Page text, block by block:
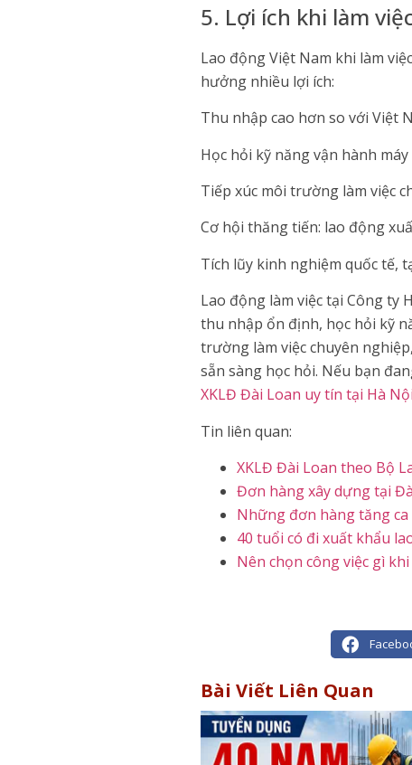
5. Lợi ích khi làm
Lao động Việt Nam khi làm
hưởng nhiều lợi ích:
Thu nhập cao hơn so với Việt
Học hỏi kỹ năng vận hành
Tiếp xúc môi trường làm việc
Cơ hội thăng tiến: lao động
Tích lũy kinh nghiệm quốc tế,
Lao động làm việc tại Công ty
thu nhập ổn định, học hỏi kỹ
trường làm việc chuyên
sẵn sàng học hỏi. Nếu bạn
XKLĐ Đài Loan uy tín tại Hà Nội
Tin liên quan:
XKLĐ Đài Loan theo Bộ
Đơn hàng xây dựng tại
Những đơn hàng tăng
40 tuổi có đi xuất khẩu
Nên chọn công việc gì
Bài Viết Liên Quan